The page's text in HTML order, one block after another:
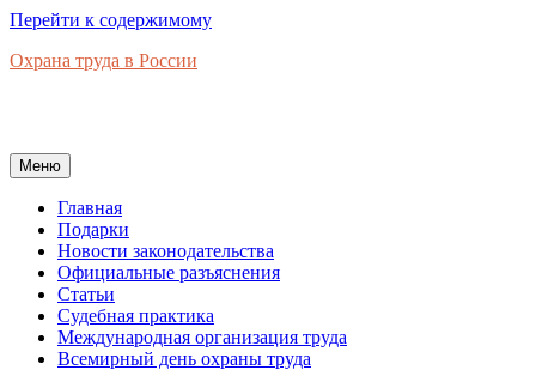
Перейти к содержимому
Охрана труда в России
Меню
Главная
Подарки
Новости законодательства
Официальные разъяснения
Статьи
Судебная практика
Международная организация труда
Всемирный день охраны труда